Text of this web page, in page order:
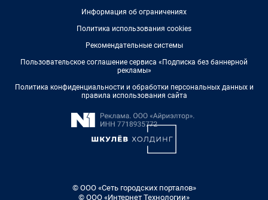
Информация об ограничениях
Политика использования cookies
Рекомендательные системы
Пользовательское соглашение сервиса «Подписка без баннерной
рекламы»
Политика конфиденциальности и обработки персональных данных и
правила использования сайта
© ООО «Сеть городских порталов»
© ООО «Интернет Технологии»